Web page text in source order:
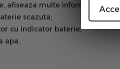
afiseaza multe informatii;
scazuta;
cu indicator baterie;
apa.